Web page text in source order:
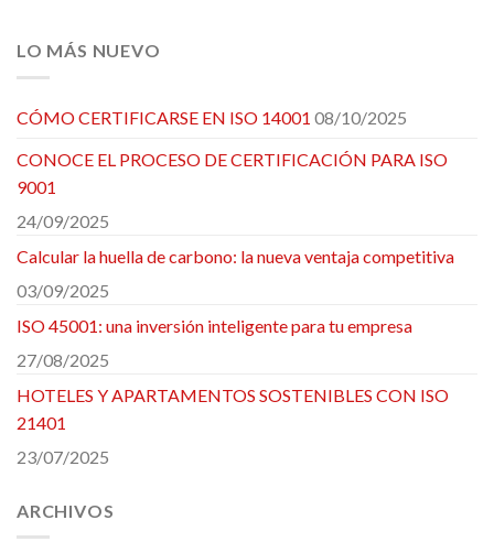
LO MÁS NUEVO
CÓMO CERTIFICARSE EN ISO 14001 08/10/2025
CONOCE EL PROCESO DE CERTIFICACIÓN PARA ISO
9001
24/09/2025
Calcular la huella de carbono: la nueva ventaja competitiva
03/09/2025
ISO 45001: una inversión inteligente para tu empresa
27/08/2025
HOTELES Y APARTAMENTOS SOSTENIBLES CON ISO
21401
23/07/2025
ARCHIVOS